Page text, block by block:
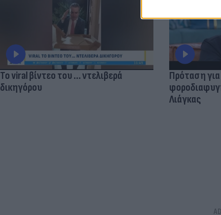
Το viral βίντεο του ... ντελιβερά
δικηγόρου
Πρόταση
Λιάγκας